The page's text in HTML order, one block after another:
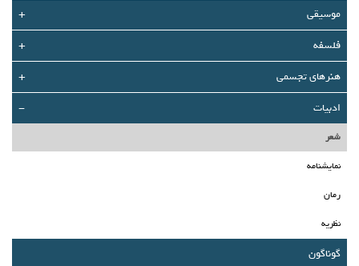
مجله ویدئویی
کودک
درباره ما
تماس با ما
سبد خرید شما خالی است
سبد خرید
موسیقی
+
فلسفه
+
هنرهای تجسمی
+
ادبیات
-
شعر
نمایشنامه
رمان
نظریه
گوناگون